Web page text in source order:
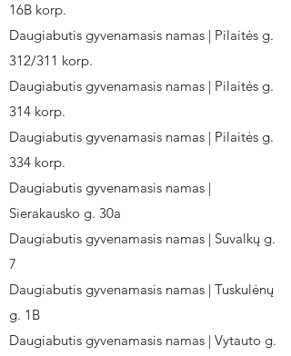
16B korp.
Daugiabutis gyvenamasis namas | Pilaitės g.
312/311 korp.
Daugiabutis gyvenamasis namas | Pilaitės g.
314 korp.
Daugiabutis gyvenamasis namas | Pilaitės g.
334 korp.
Daugiabutis gyvenamasis namas |
Sierakausko g. 30a
Daugiabutis gyvenamasis namas | Suvalkų g.
7
Daugiabutis gyvenamasis namas | Tuskulėnų
g. 1B
Daugiabutis gyvenamasis namas | Vytauto g.